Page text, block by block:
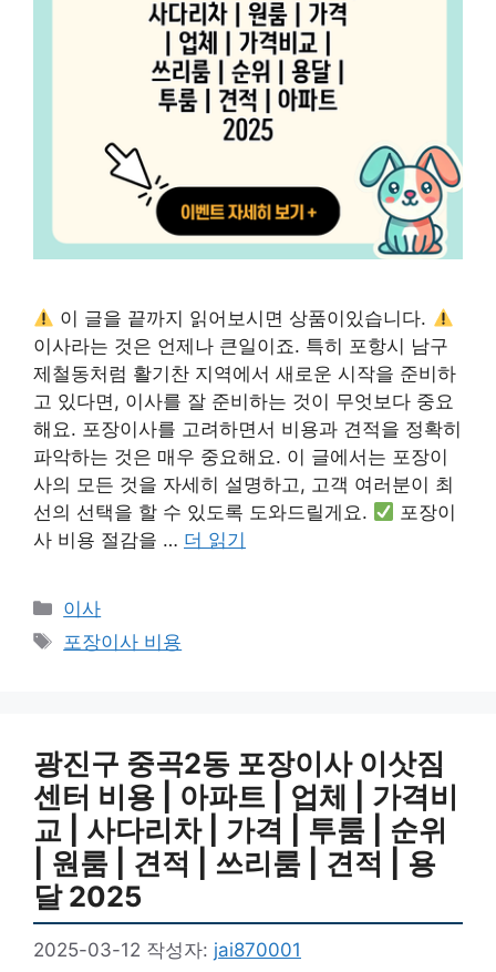
이 글을 끝까지 읽어보시면 상품이있습니다.
이사라는 것은 언제나 큰일이죠. 특히 포항시 남구
제철동처럼 활기찬 지역에서 새로운 시작을 준비하
고 있다면, 이사를 잘 준비하는 것이 무엇보다 중요
해요. 포장이사를 고려하면서 비용과 견적을 정확히
파악하는 것은 매우 중요해요. 이 글에서는 포장이
사의 모든 것을 자세히 설명하고, 고객 여러분이 최
선의 선택을 할 수 있도록 도와드릴게요.
포장이
사 비용 절감을 … 더 읽기
카
테
이사
태
포장이사 비용
광진구 중곡2동 포장이사 이삿짐
센터 비용 | 아파트 | 업체 | 가격비
교 | 사다리차 | 가격 | 투룸 | 순위
| 원룸 | 견적 | 쓰리룸 | 견적 | 용
달 2025
2025-03-12 작성자: jai870001